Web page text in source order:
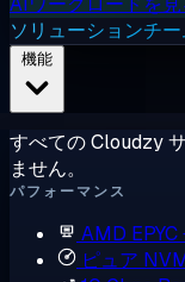
ソリューションチ
すべての Cloudzy
ません。
パフォーマンス
AMD EPYC
ピュア